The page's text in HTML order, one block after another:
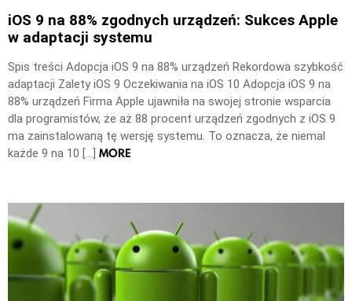
iOS 9 na 88% zgodnych urządzeń: Sukces Apple
w adaptacji systemu
Spis treści Adopcja iOS 9 na 88% urządzeń Rekordowa szybkość
adaptacji Zalety iOS 9 Oczekiwania na iOS 10 Adopcja iOS 9 na
88% urządzeń Firma Apple ujawniła na swojej stronie wsparcia
dla programistów, że aż 88 procent urządzeń zgodnych z iOS 9
ma zainstalowaną tę wersję systemu. To oznacza, że niemal
każde 9 na 10 […] MORE